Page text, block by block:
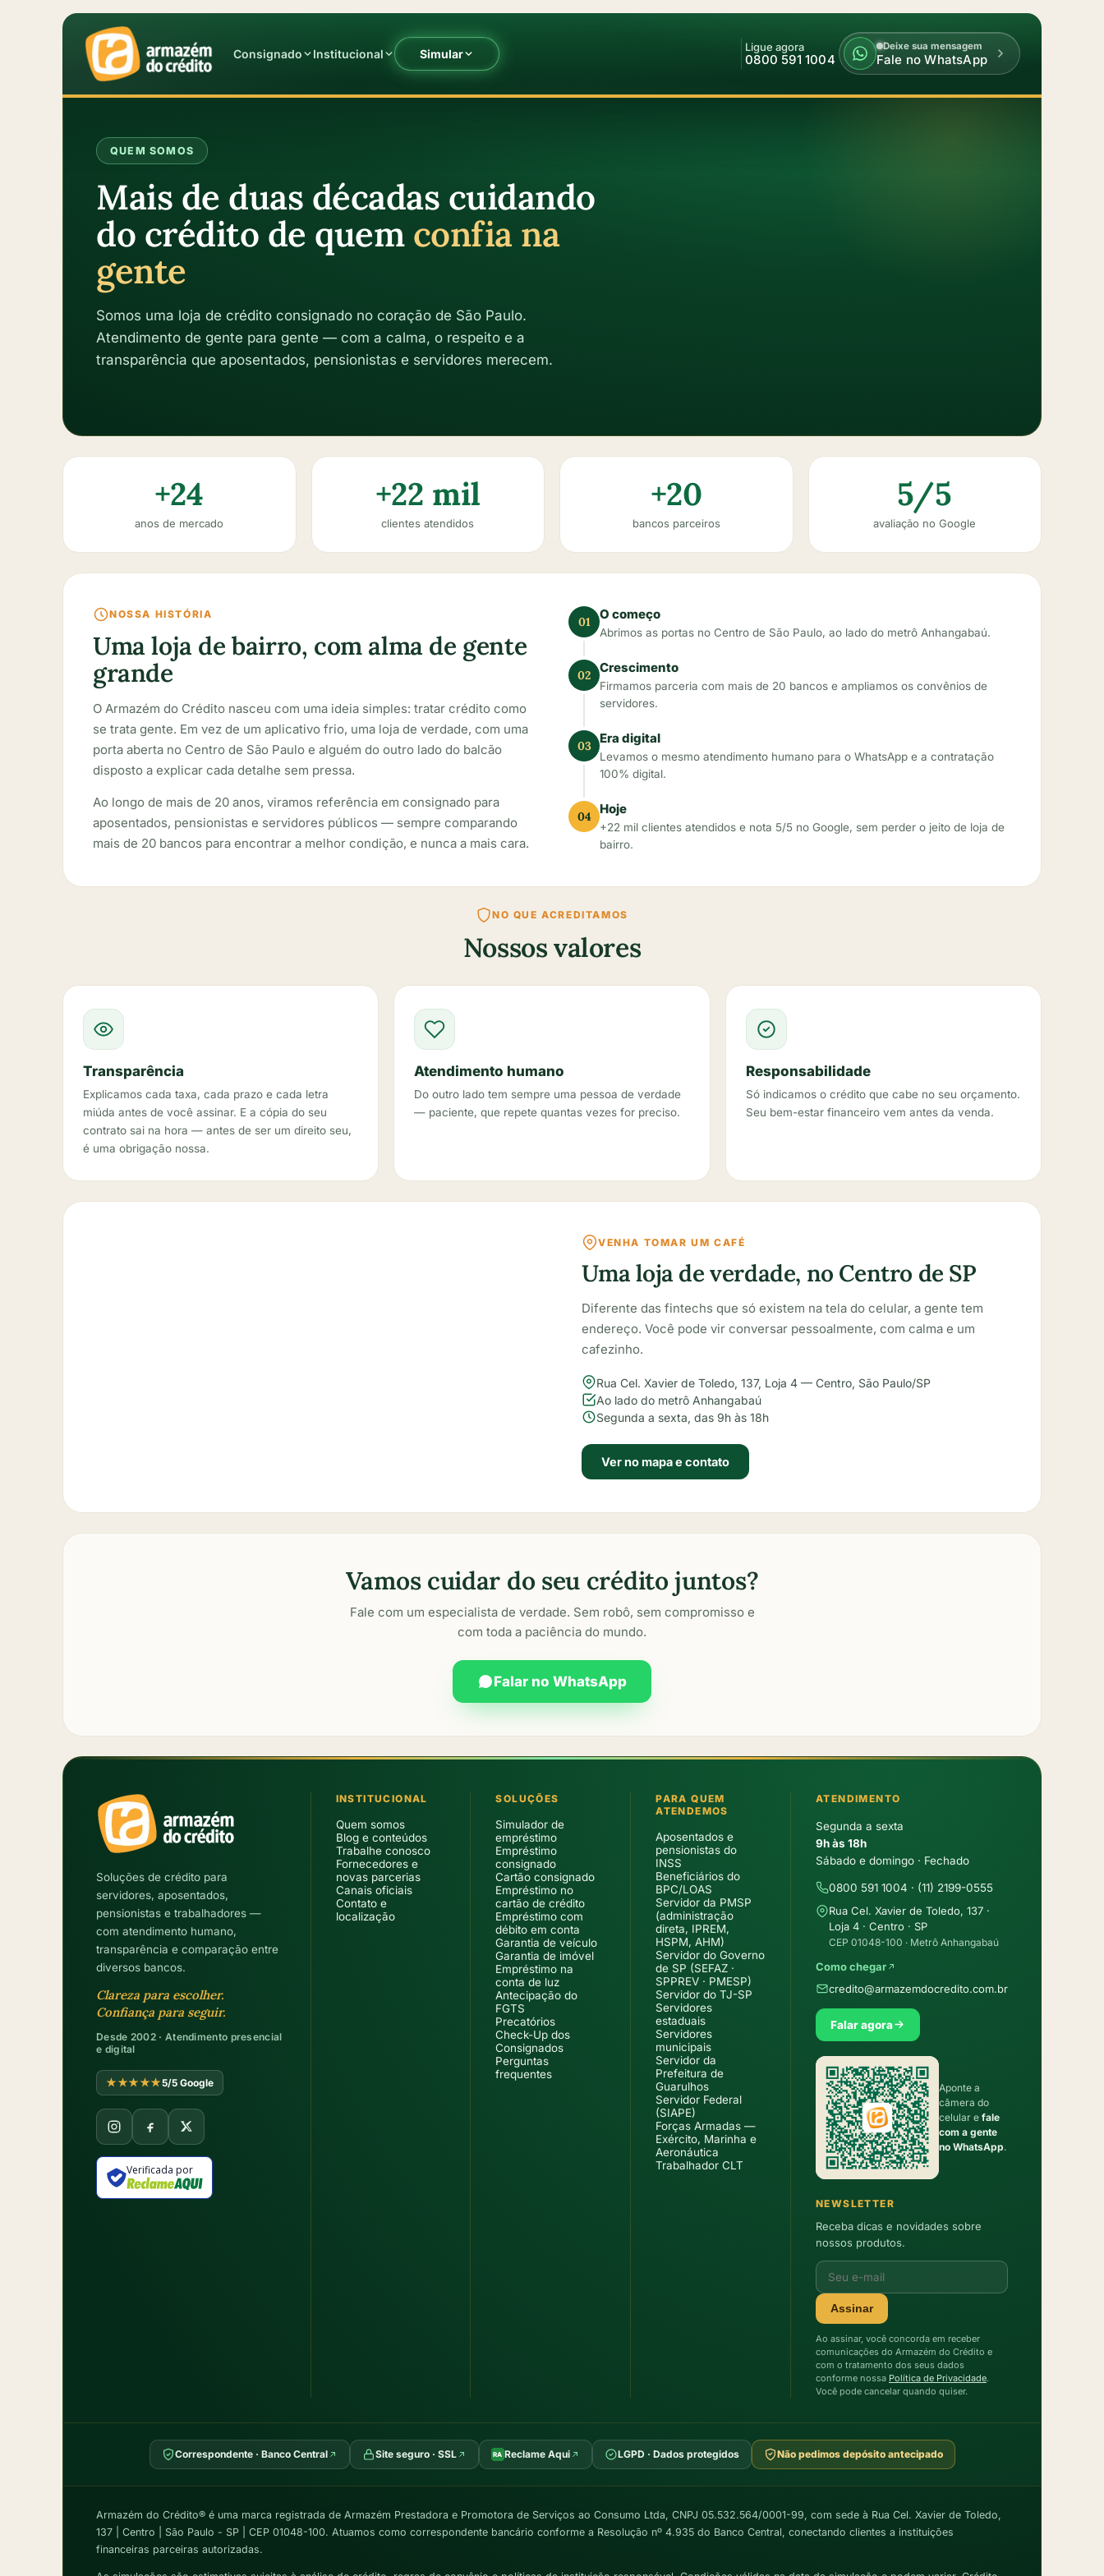
Consignado Institucional Simular Ligue agora
0800 591 1004
Armazém do Crédito
Deixe sua mensagem
Fale no WhatsApp
QUEM SOMOS
Mais de duas décadas cuidando
do crédito de quem confia na
gente
Somos uma loja de crédito consignado no coração de São Paulo.
Atendimento de gente para gente — com a calma, o respeito e a
transparência que aposentados, pensionistas e servidores merecem.
+24
anos de mercado
+22 mil
clientes atendidos
+20
bancos parceiros
5/5
avaliação no Google
NOSSA HISTÓRIA
Uma loja de bairro, com alma de gente
grande
O Armazém do Crédito nasceu com uma ideia simples: tratar crédito como
se trata gente. Em vez de um aplicativo frio, uma loja de verdade, com uma
porta aberta no Centro de São Paulo e alguém do outro lado do balcão
disposto a explicar cada detalhe sem pressa.
Ao longo de mais de 20 anos, viramos referência em consignado para
aposentados, pensionistas e servidores públicos — sempre comparando
mais de 20 bancos para encontrar a melhor condição, e nunca a mais cara.
01 O começo
Abrimos as portas no Centro de São Paulo, ao lado do metrô Anhangabaú.
02 Crescimento
Firmamos parceria com mais de 20 bancos e ampliamos os convênios de
servidores.
03 Era digital
Levamos o mesmo atendimento humano para o WhatsApp e a contratação
100% digital.
04 Hoje
+22 mil clientes atendidos e nota 5/5 no Google, sem perder o jeito de loja de
bairro.
NO QUE ACREDITAMOS
Nossos valores
Transparência
Explicamos cada taxa, cada prazo e cada letra
miúda antes de você assinar. E a cópia do seu
contrato sai na hora — antes de ser um direito seu,
é uma obrigação nossa.
Atendimento humano
Do outro lado tem sempre uma pessoa de verdade
— paciente, que repete quantas vezes for preciso.
Responsabilidade
Só indicamos o crédito que cabe no seu orçamento.
Seu bem-estar financeiro vem antes da venda.
VENHA TOMAR UM CAFÉ
Uma loja de verdade, no Centro de SP
Diferente das fintechs que só existem na tela do celular, a gente tem
endereço. Você pode vir conversar pessoalmente, com calma e um
cafezinho.
Rua Cel. Xavier de Toledo, 137, Loja 4 — Centro, São Paulo/SP
Ao lado do metrô Anhangabaú
Segunda a sexta, das 9h às 18h
Ver no mapa e contato
Vamos cuidar do seu crédito juntos?
Fale com um especialista de verdade. Sem robô, sem compromisso e
com toda a paciência do mundo.
Falar no WhatsApp
Soluções de crédito para
servidores, aposentados,
pensionistas e trabalhadores —
com atendimento humano,
transparência e comparação entre
diversos bancos.
Clareza para escolher.
Confiança para seguir.
Desde 2002 · Atendimento presencial
e digital
★★★★★5/5 Google
Verificada por
INSTITUCIONAL
Quem somos
Blog e conteúdos
Trabalhe conosco
Fornecedores e
novas parcerias
Canais oficiais
Contato e
localização
SOLUÇÕES
Simulador de
empréstimo
Empréstimo
consignado
Cartão consignado
Empréstimo no
cartão de crédito
Empréstimo com
débito em conta
Garantia de veículo
Garantia de imóvel
Empréstimo na
conta de luz
Antecipação do
FGTS
Precatórios
Check-Up dos
Consignados
Perguntas
frequentes
PARA QUEM
ATENDEMOS
Aposentados e
pensionistas do
INSS
Beneficiários do
BPC/LOAS
Servidor da PMSP
(administração
direta, IPREM,
HSPM, AHM)
Servidor do Governo
de SP (SEFAZ ·
SPPREV · PMESP)
Servidor do TJ-SP
Servidores
estaduais
Servidores
municipais
Servidor da
Prefeitura de
Guarulhos
Servidor Federal
(SIAPE)
Forças Armadas —
Exército, Marinha e
Aeronáutica
Trabalhador CLT
ATENDIMENTO
Segunda a sexta
9h às 18h
Sábado e domingo · Fechado
0800 591 1004 · (11) 2199-0555
Rua Cel. Xavier de Toledo, 137 ·
Loja 4 · Centro · SP
CEP 01048-100 · Metrô Anhangabaú
Como chegar
credito@armazemdocredito.com.br
Falar agora
Aponte a
câmera do
celular e fale
com a gente
no WhatsApp.
NEWSLETTER
Receba dicas e novidades sobre
nossos produtos.
Assinar
Ao assinar, você concorda em receber
comunicações do Armazém do Crédito e
com o tratamento dos seus dados
conforme nossa Política de Privacidade.
Você pode cancelar quando quiser.
Correspondente · Banco Central Site seguro · SSL RA Reclame Aqui LGPD · Dados protegidos Não pedimos depósito antecipado
Armazém do Crédito® é uma marca registrada de Armazém Prestadora e Promotora de Serviços ao Consumo Ltda, CNPJ 05.532.564/0001-99, com sede à Rua Cel. Xavier de Toledo,
137 | Centro | São Paulo - SP | CEP 01048-100. Atuamos como correspondente bancário conforme a Resolução nº 4.935 do Banco Central, conectando clientes a instituições
financeiras parceiras autorizadas.